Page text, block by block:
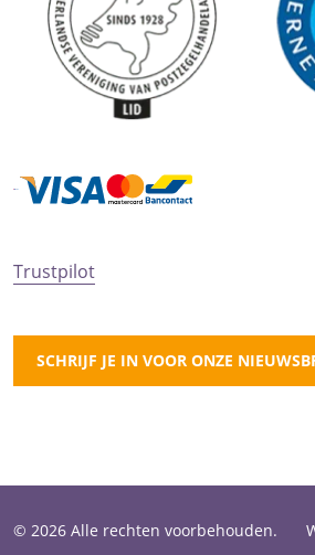
Trustpilot
SCHRIJF JE IN VOOR ONZE
© 2026 Alle rechten voorbehouden.